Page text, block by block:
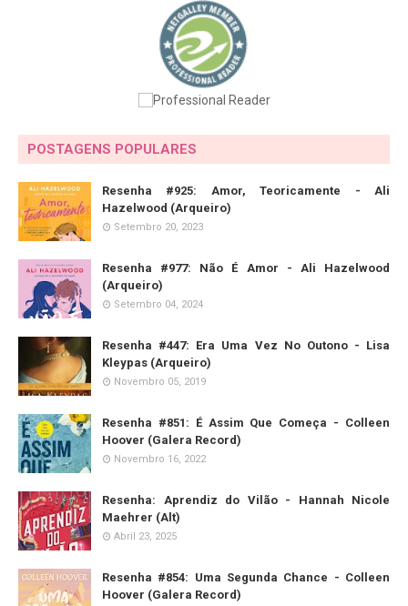
POSTAGENS POPULARES
Resenha #925: Amor, Teoricamente - Ali
Hazelwood (Arqueiro)
Setembro 20, 2023
Resenha #977: Não É Amor - Ali Hazelwood
(Arqueiro)
Setembro 04, 2024
Resenha #447: Era Uma Vez No Outono - Lisa
Kleypas (Arqueiro)
Novembro 05, 2019
Resenha #851: É Assim Que Começa - Colleen
Hoover (Galera Record)
Novembro 16, 2022
Resenha: Aprendiz do Vilão - Hannah Nicole
Maehrer (Alt)
Abril 23, 2025
Resenha #854: Uma Segunda Chance - Colleen
Hoover (Galera Record)